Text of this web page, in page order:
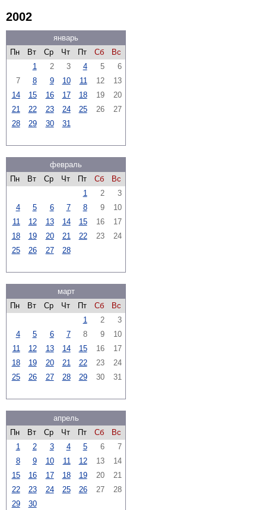
2002
январь
Пн
Вт Ср Чт Пт Сб
Вс
1
2 3 4 5
6
7
8 9 10 11 12
13
14
15 16 17 18 19
20
21
22 23 24 25 26
27
28
29 30 31
февраль
Пн
Вт Ср Чт Пт Сб
Вс
1
2
3
4
5 6 7 8 9
10
11
12 13 14 15 16
17
18
19 20 21 22 23
24
25
26 27 28
март
Пн
Вт Ср Чт Пт Сб
Вс
1
2
3
4
5 6 7 8 9
10
11
12 13 14 15 16
17
18
19 20 21 22 23
24
25
26 27 28 29 30 31
апрель
Пн
Вт Ср Чт Пт Сб
Вс
1
2 3 4 5 6
7
8
9 10 11 12 13
14
15
16 17 18 19 20
21
22
23 24 25 26 27
28
29
30